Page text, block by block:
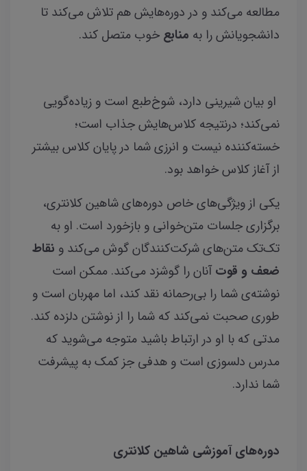
مطالعه می‌کند و در دوره‌هایش هم تلاش می‌کند تا
دانشجویانش را به منابع خوب متصل کند.
او بیان شیرینی دارد، شوخ‌طبع است و زیاده‌گویی
نمی‌کند؛ درنتیجه کلاس‌هایش جذاب است؛
خسته‌کننده نیست و انرزی شما در پایان کلاس بیشتر
از آغاز کلاس خواهد بود.
یکی از ویژگی‌های خاص دوره‌های شاهین کلانتری،
برگزاری جلسات متن‌خوانی و بازخورد است. او به
تک‌تک متن‌های شرکت‌کنندگان گوش می‌کند و نقاط
ضعف و قوتآنان را گوشزد می‌کند. ممکن است
نوشته‌ی شما را بی‌رحمانه نقد کند، اما مهربان است و
طوری صحبت نمی‌کند که شما را از نوشتن دلزده کند.
مدتی که با او در ارتباط باشید متوجه می‌شوید که
مدرس دلسوزی است و هدفی جز کمک به پیشرفت
شما ندارد.
دوره‌های آموزشی شاهین کلانتری